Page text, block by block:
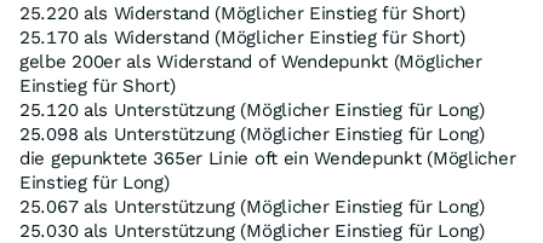
25.220 als Widerstand (Möglicher Einstieg für Short)
25.170 als Widerstand (Möglicher Einstieg für Short)
gelbe 200er als Widerstand of Wendepunkt (Möglicher
Einstieg für Short)
25.120 als Unterstützung (Möglicher Einstieg für Long)
25.098 als Unterstützung (Möglicher Einstieg für Long)
die gepunktete 365er Linie oft ein Wendepunkt (Möglicher
Einstieg für Long)
25.067 als Unterstützung (Möglicher Einstieg für Long)
25.030 als Unterstützung (Möglicher Einstieg für Long)